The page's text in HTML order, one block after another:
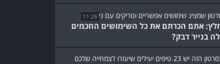
11:26
אתם הכרתם את כל השימושים החכמים
בנייר דבק?